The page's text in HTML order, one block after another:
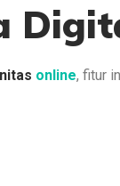
online, fitur